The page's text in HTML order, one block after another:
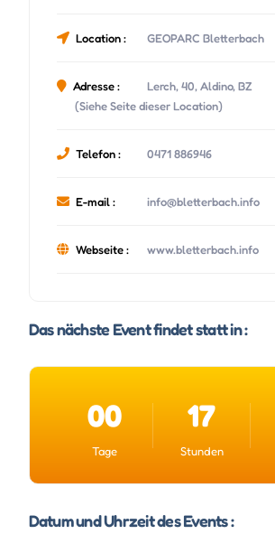
Location : GEOPARC Bletterbach
Adresse :
Lerch, 40, Aldino, BZ
(Siehe Seite dieser Location)
Telefon : 0471 886946
E-mail : info@bletterbach.info
Webseite : www.bletterbach.info
Das nächste Event findet statt in :
00
Tage
17
Stunden
Datum und Uhrzeit des Events :